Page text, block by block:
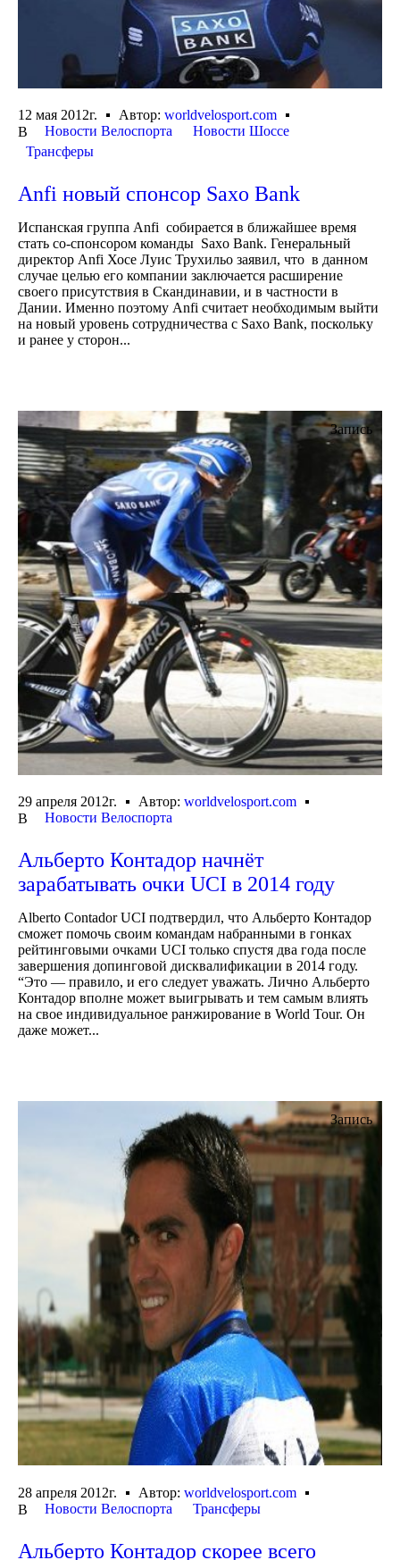
12 мая 2012г. Автор: worldvelosport.com
В
Новости Велоспорта
Новости Шоссе
Трансферы
Anfi новый спонсор Saxo Bank
Испанская группа Anfi собирается в ближайшее время
стать со-спонсором команды Saxo Bank. Генеральный
директор Anfi Хосе Луис Трухильо заявил, что в данном
случае целью его компании заключается расширение
своего присутствия в Скандинавии, и в частности в
Дании. Именно поэтому Anfi считает необходимым выйти
на новый уровень сотрудничества с Saxo Bank, поскольку
и ранее у сторон...
Запись
29 апреля 2012г. Автор: worldvelosport.com
В
Новости Велоспорта
Альберто Контадор начнёт
зарабатывать очки UCI в 2014 году
Alberto Contador UCI подтвердил, что Альберто Контадор
сможет помочь своим командам набранными в гонках
рейтинговыми очками UCI только спустя два года после
завершения допинговой дисквалификации в 2014 году.
“Это — правило, и его следует уважать. Лично Альберто
Контадор вполне может выигрывать и тем самым влиять
на свое индивидуальное ранжирование в World Tour. Он
даже может...
Запись
28 апреля 2012г. Автор: worldvelosport.com
В
Новости Велоспорта Трансферы
Альберто Контадор скорее всего